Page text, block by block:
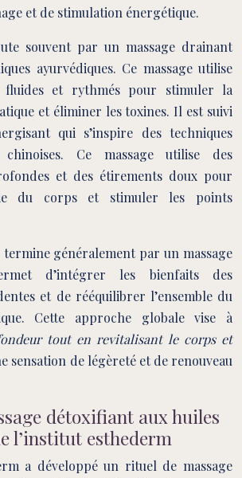
et de stimulation énergétique.
souvent par un massage drainant
ayurvédiques. Ce massage utilise
fluides et rythmés pour stimuler la
et éliminer les toxines. Il est suivi
qui s’inspire des techniques
Ce massage utilise des
et des étirements doux pour
du corps et stimuler les points
généralement par un massage
d’intégrer les bienfaits des
et de rééquilibrer l’ensemble du
Cette approche globale vise à
tout en revitalisant le corps et
sensation de légèreté et de renouveau
détoxifiant aux huiles
l’institut esthederm
a développé un rituel de massage